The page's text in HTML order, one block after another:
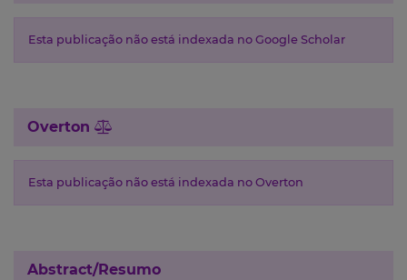
Esta publicação não está indexada no Google Scholar
Overton
Esta publicação não está indexada no Overton
Abstract/Resumo